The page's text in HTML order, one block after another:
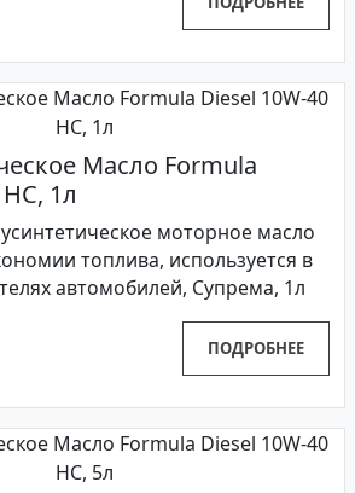
Масло Formula
1л
моторное масло
топлива, используется в
автомобилей, Супрема, 1л
ПОДРОБНЕЕ